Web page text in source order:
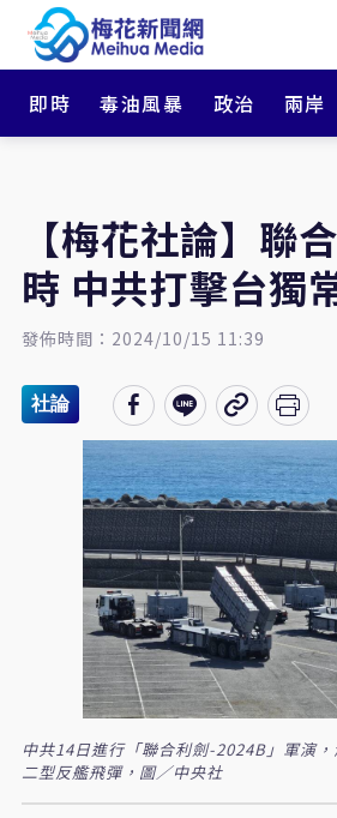
即時 毒油風暴 政治 兩岸
【梅花社論】聯
時 中共打擊台獨
發佈時間：2024/10/15 11:39
社論
中共14日進行「聯合利劍-2024B」軍演
二型反艦飛彈，圖／中央社